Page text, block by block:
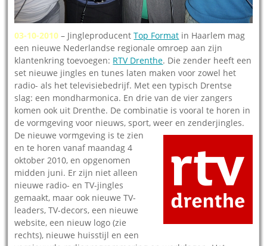
03-10-2010– JingleproducentTop Format in Haarlem mag
een nieuwe Nederlandse regionale omroep aan zijn
klantenkring toevoegen: RTV Drenthe. Die zender heeft een
set nieuwe jingles en tunes laten maken voor zowel het
radio- als het televisiebedrijf. Met een typisch Drentse
slag: een mondharmonica. En drie van de vier zangers
komen ook uit Drenthe. De combinatie is vooral te horen in
de vormgeving voor nieuws, sport, weer en zenderjingles.
De nieuwe vormgeving is te zien
en te horen vanaf maandag 4
oktober 2010, en opgenomen
midden juni. Er zijn niet alleen
nieuwe radio- en TV-jingles
gemaakt, maar ook nieuwe TV-
leaders, TV-decors, een nieuwe
website, een nieuw logo (zie
rechts), nieuwe huisstijl en een